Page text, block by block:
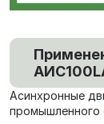
Асинхронные
промышленного